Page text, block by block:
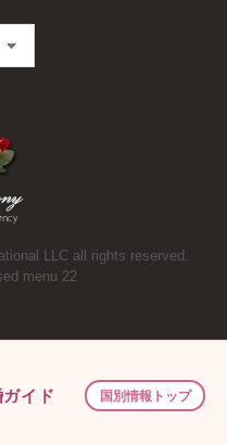
LLC all rights reserved.
menu 22
イド 国別情報トップ